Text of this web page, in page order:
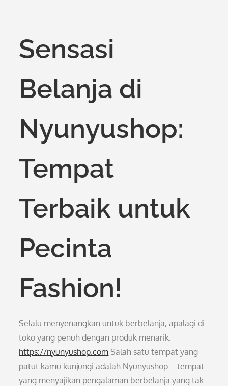
Sensasi
Belanja di
Nyunyushop:
Tempat
Terbaik untuk
Pecinta
Fashion!
Selalu menyenangkan untuk berbelanja, apalagi di
toko yang penuh dengan produk menarik.
https://nyunyushop.com Salah satu tempat yang
patut kamu kunjungi adalah Nyunyushop – tempat
yang menyajikan pengalaman berbelanja yang tak